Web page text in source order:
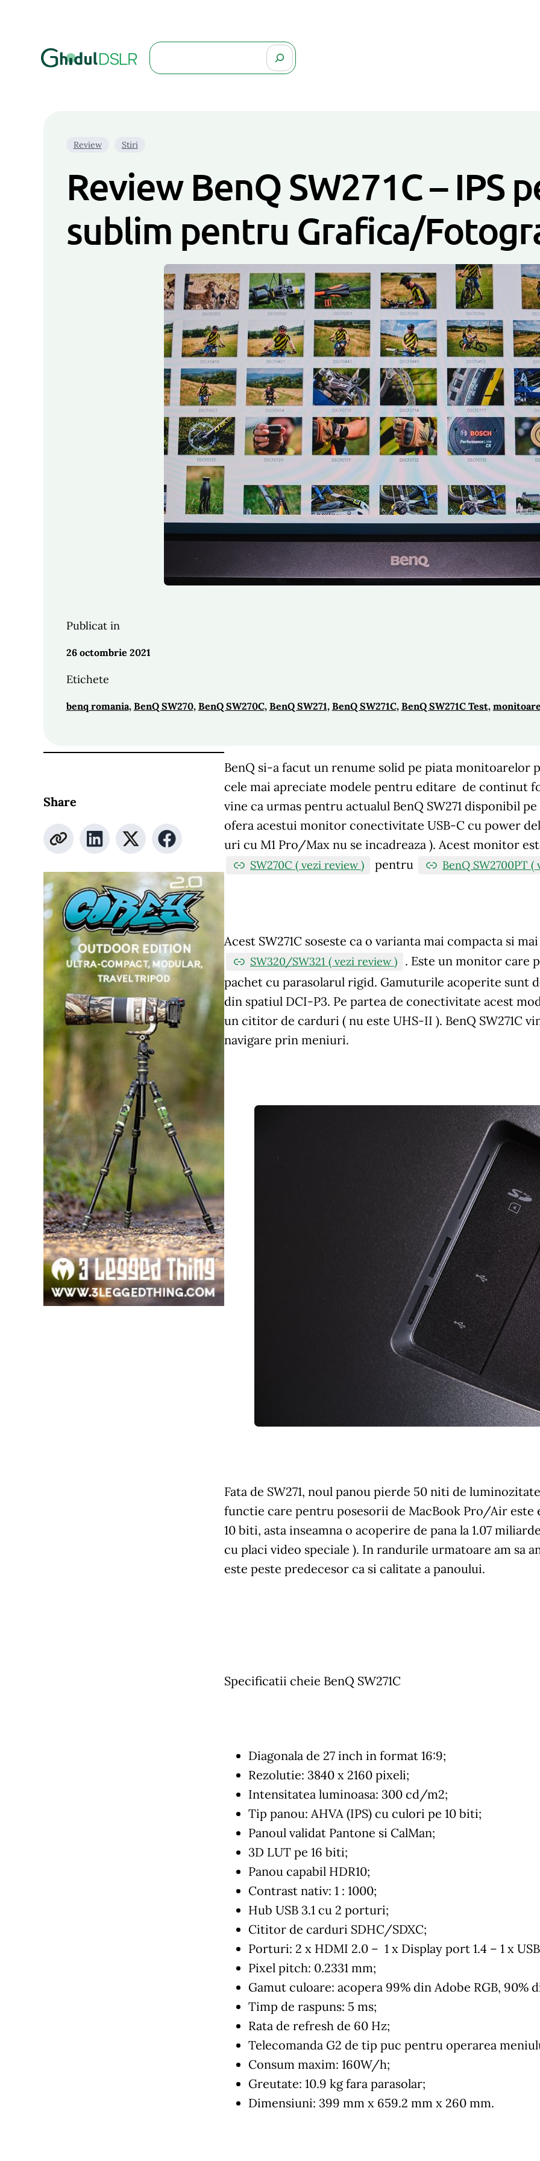
Search
Review Stiri
Review BenQ SW271C – IPS
sublim pentru Grafica/
Publicat in
26 octombrie 2021
Etichete
benq romania, BenQ SW270, BenQ SW270C, BenQ SW271, BenQ SW271C, BenQ SW271C Test,
Share
BenQ si-a facut un renume solid pe piata monitoarelor
cele mai apreciate modele pentru editare de continut
vine ca urmas pentru actualul BenQ SW271 disponibil
ofera acestui monitor conectivitate USB-C cu power
uri cu M1 Pro/Max nu se incadreaza ). Acest monitor
SW270C ( vezi review ) pentru BenQ SW2700PT (
Acest SW271C soseste ca o varianta mai compacta si
SW320/SW321 ( vezi review )
. Este un monitor care
pachet cu parasolarul rigid. Gamuturile acoperite sunt
din spatiul DCI-P3. Pe partea de conectivitate acest
un cititor de carduri ( nu este UHS-II ). BenQ SW271C
navigare prin meniuri.
Fata de SW271, noul panou pierde 50 niti de
functie care pentru posesorii de MacBook Pro/Air este
10 biti, asta inseamna o acoperire de pana la 1.07
cu placi video speciale ). In randurile urmatoare am sa
este peste predecesor ca si calitate a panoului.
Specificatii cheie BenQ SW271C
Diagonala de 27 inch in format 16:9;
Rezolutie: 3840 x 2160 pixeli;
Intensitatea luminoasa: 300 cd/m2;
Tip panou: AHVA (IPS)‎ cu culori pe 10 biti;
Panoul validat Pantone si CalMan;
3D LUT pe 16 biti;
Panou capabil HDR10;
Contrast nativ: 1 : 1000;
Hub USB 3.1 cu 2 porturi;
Cititor de carduri SDHC/SDXC;
Porturi: 2 x HDMI 2.0 – 1 x Display port 1.4 – 1 x
Pixel pitch: 0.2331‎ mm;
Gamut culoare: acopera 99% din Adobe RGB, 90%
Timp de raspuns: 5 ms;
Rata de refresh de 60 Hz;
Telecomanda G2 de tip puc pentru operarea
Consum maxim: 160W/h;
Greutate: 10.9 kg fara parasolar;
Dimensiuni: 399 mm x 659.2 mm x 260 mm.